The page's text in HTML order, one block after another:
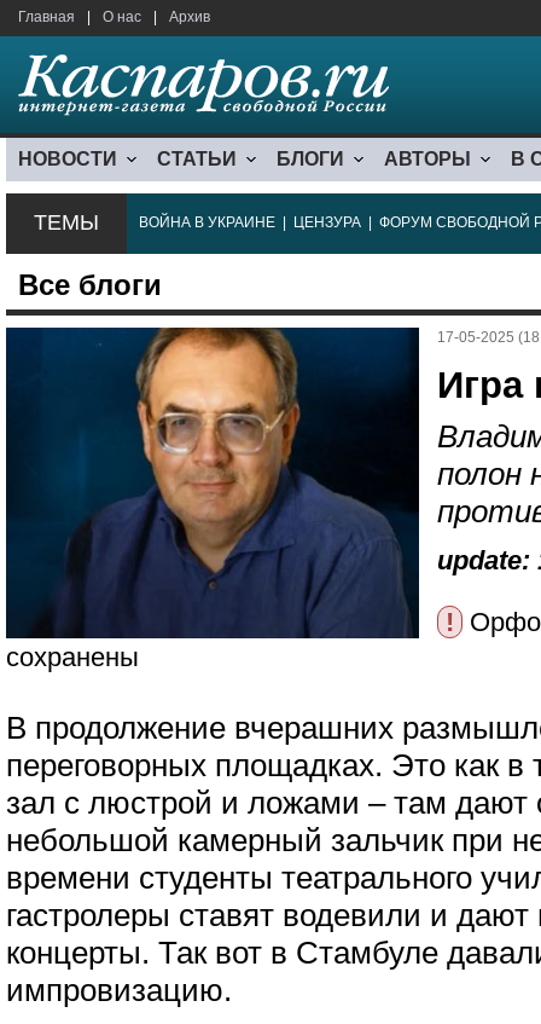
Главная О нас Архив
НОВОСТИ СТАТЬИ БЛОГИ АВТОРЫ В
ТЕМЫ ВОЙНА В УКРАИНЕ ЦЕНЗУРА ФОРУМ СВОБОДНОЙ
Все блоги
17-05-2025
Игра
полон
update:
!
сохранены
В продолжение вчерашних
переговорных площадках. Это как в
зал с люстрой и ложами – там дают
небольшой камерный зальчик при
времени студенты театрального
гастролеры ставят водевили и
концерты. Так вот в Стамбуле
импровизацию.